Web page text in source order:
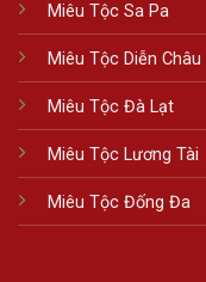
Miêu Tộc Sa Pa
Miêu Tộc Diễn Châu
Miêu Tộc Đà Lạt
Miêu Tộc Lương Tài
Miêu Tộc Đống Đa